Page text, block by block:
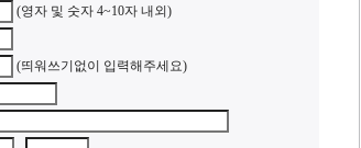
(영자 및 숫자 4~10자 내외)
(띄워쓰기없이 입력해주세요)